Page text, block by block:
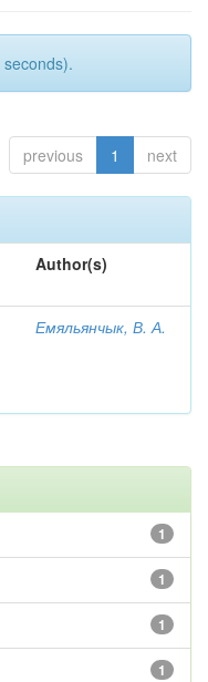
previous 1 next
Author(s)
Емяльянчык, В. А.
1
1
1
1